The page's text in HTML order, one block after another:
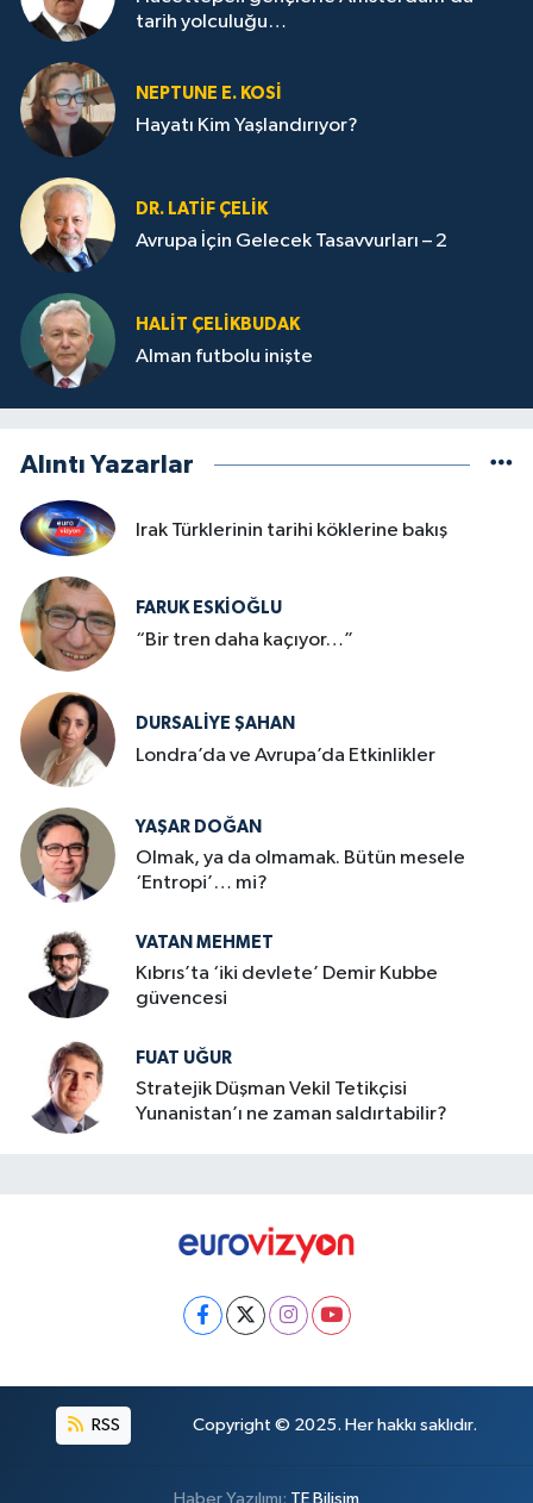
tarih yolculuğu…
NEPTUNE E. KOSİ
Hayatı Kim Yaşlandırıyor?
DR. LATİF ÇELİK
Avrupa İçin Gelecek Tasavvurları – 2
HALIT ÇELİKBUDAK
Alman futbolu inişte
Alıntı Yazarlar
Irak Türklerinin tarihi köklerine bakış
FARUK ESKİOĞLU
“Bir tren daha kaçıyor…”
DURSALIYE ŞAHAN
Londra’da ve Avrupa’da Etkinlikler
YAŞAR DOĞAN
Olmak, ya da olmamak. Bütün mesele
‘Entropi’… mi?
VATAN MEHMET
Kıbrıs’ta ‘iki devlete’ Demir Kubbe
güvencesi
FUAT UĞUR
Stratejik Düşman Vekil Tetikçisi
Yunanistan’ı ne zaman saldırtabilir?
RSS Copyright © 2025. Her hakkı saklıdır.
Haber Yazılımı: TE Bilişim